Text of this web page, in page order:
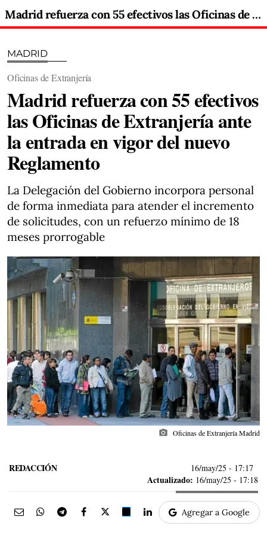
Madrid refuerza con 55 efectivos las Oficinas de Extranjería ante la entrada en vigor del nuevo Reglamento
MADRID
Oficinas de Extranjería
Madrid refuerza con 55 efectivos
las Oficinas de Extranjería ante
la entrada en vigor del nuevo
Reglamento
La Delegación del Gobierno incorpora personal
de forma inmediata para atender el incremento
de solicitudes, con un refuerzo mínimo de 18
meses prorrogable
photo_camera Oficinas de Extranjería Madrid
REDACCIÓN 16/may/25 - 17:17
Actualizado: 16/may/25 - 17:18
Agregar a Google